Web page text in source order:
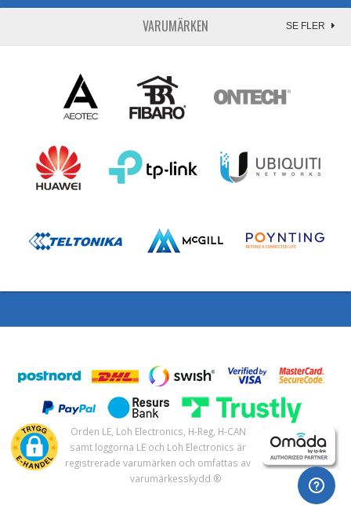
VARUMÄRKEN SE FLER
Orden LE, Loh Electronics, H-Reg, H-CAN
samt loggorna LE och Loh Electronics är
registrerade varumärken och omfattas av
varumärkesskydd ®